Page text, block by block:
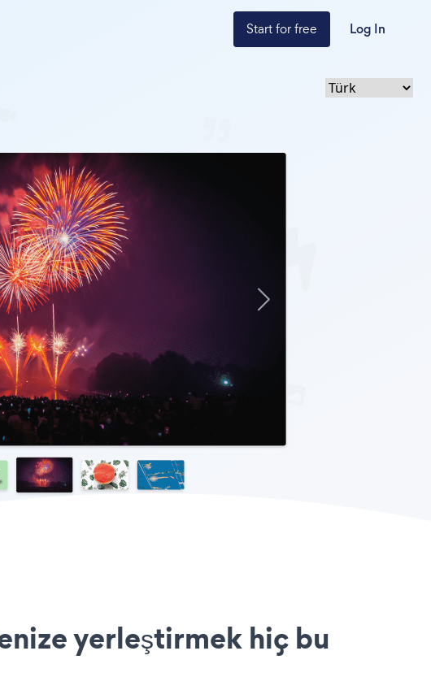
Start for free Log In
yerleştirmek hiç bu